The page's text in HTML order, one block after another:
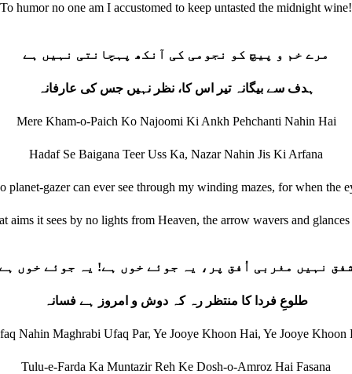
To humor no one am I accustomed to keep untasted the midnight wine!
مرے خم و پیچ کو نجومی کی آنکھ پہچانتی نہیں ہے
ہدف سے بیگانہ تیر اس کا، نظر نہیں جس کی عارفانہ
Mere Kham-o-Paich Ko Najoomi Ki Ankh Pehchanti Nahin Hai
Hadaf Se Baigana Teer Uss Ka, Nazar Nahin Jis Ki Arfana
planet‐gazer can ever see through my winding mazes, for when the
aims it sees by no lights from Heaven, the arrow wavers and glances
نہیں مغربی اُفق پر، یہ جوئے خوں ہے! یہ جوئے خوں
طلوعِ فردا کا منتظر رہ کہ دوش و امروز ہے فسانہ
Nahin Maghrabi Ufaq Par, Ye Jooye Khoon Hai, Ye Jooye Khoon
Tulu-e-Farda Ka Muntazir Reh Ke Dosh-o-Amroz Hai Fasana